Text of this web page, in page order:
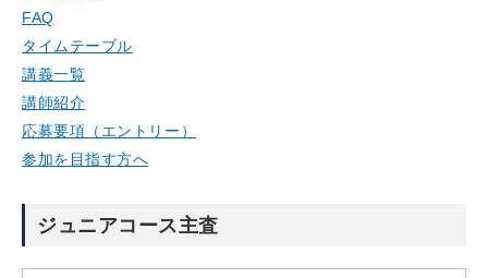
FAQ
タイムテーブル
講義一覧
講師紹介
応募要項（エントリー）
参加を目指す方へ
ジュニアコース主査